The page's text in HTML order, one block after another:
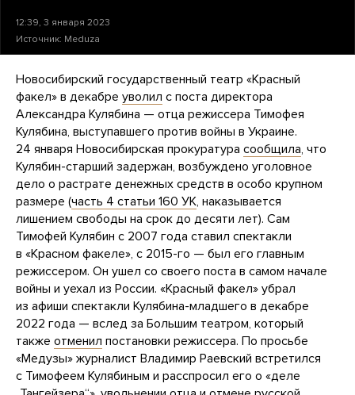
12:39, 3 января 2023
Источник: Meduza
Новосибирский государственный театр «Красный
факел» в декабре уволил с поста директора
Александра Кулябина — отца режиссера Тимофея
Кулябина, выступавшего против войны в Украине.
24 января Новосибирская прокуратура сообщила, что
Кулябин-старший задержан, возбуждено уголовное
дело о растрате денежных средств в особо крупном
размере (часть 4 статьи 160 УК, наказывается
лишением свободы на срок до десяти лет). Сам
Тимофей Кулябин с 2007 года ставил спектакли
в «Красном факеле», с 2015-го — был его главным
режиссером. Он ушел со своего поста в самом начале
войны и уехал из России. «Красный факел» убрал
из афиши спектакли Кулябина-младшего в декабре
2022 года — вслед за Большим театром, который
также отменил постановки режиссера. По просьбе
«Медузы» журналист Владимир Раевский встретился
с Тимофеем Кулябиным и расспросил его о «деле